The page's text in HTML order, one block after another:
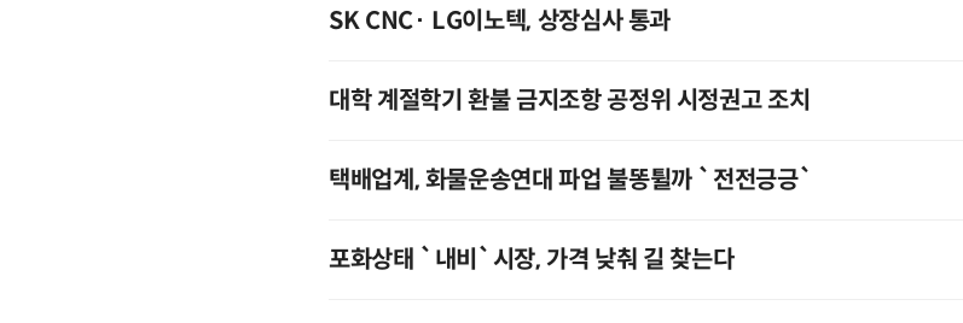
SK CNC· LG이노텍, 상장심사 통과
대학 계절학기 환불 금지조항 공정위 시정권고 조치
택배업계, 화물운송연대 파업 불똥튈까 `전전긍긍`
포화상태 `내비`시장, 가격 낮춰 길 찾는다